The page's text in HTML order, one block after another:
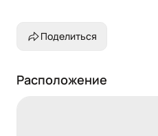
Поделиться
Расположение